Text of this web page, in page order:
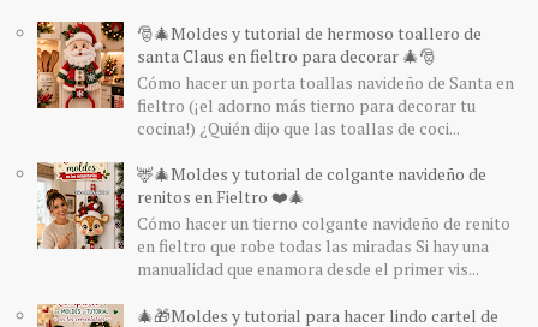
🎅🎄Moldes y tutorial de hermoso toallero de
santa Claus en fieltro para decorar 🎄🎅
Cómo hacer un porta toallas navideño de Santa en
fieltro (¡el adorno más tierno para decorar tu
cocina!) ¿Quién dijo que las toallas de coci...
🦌🎄Moldes y tutorial de colgante navideño de
renitos en Fieltro ❤️🎄
Cómo hacer un tierno colgante navideño de renito
en fieltro que robe todas las miradas Si hay una
manualidad que enamora desde el primer vis...
🎄🎁Moldes y tutorial para hacer lindo cartel de